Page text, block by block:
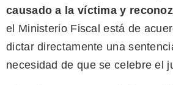
causado a la víctima y
el Ministerio Fiscal está de
dictar directamente una
necesidad de que se celebre el